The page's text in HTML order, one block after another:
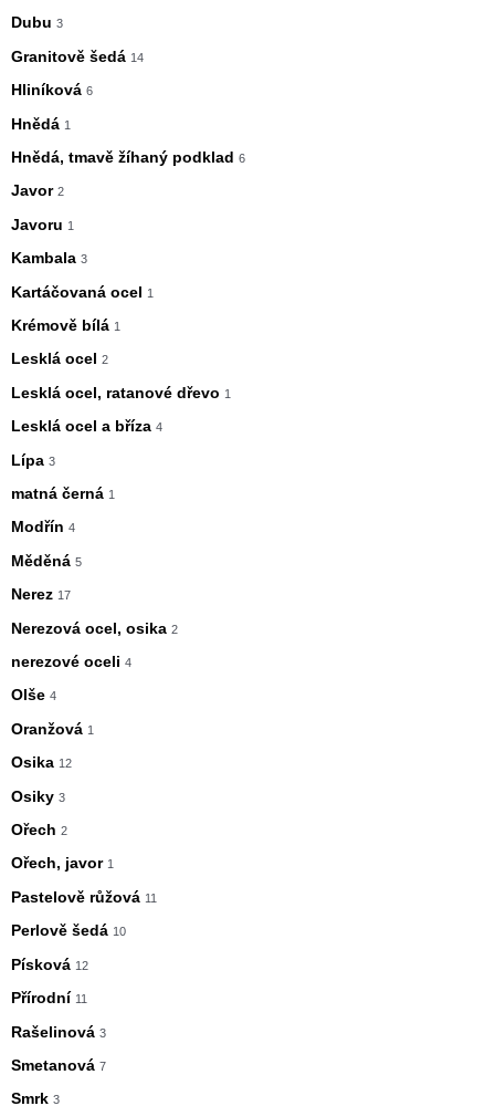
Dubu 3
Granitově šedá 14
Hliníková 6
Hnědá 1
Hnědá, tmavě žíhaný podklad 6
Javor 2
Javoru 1
Kambala 3
Kartáčovaná ocel 1
Krémově bílá 1
Lesklá ocel 2
Lesklá ocel, ratanové dřevo 1
Lesklá ocel a bříza 4
Lípa 3
matná černá 1
Modřín 4
Měděná 5
Nerez 17
Nerezová ocel, osika 2
nerezové oceli 4
Olše 4
Oranžová 1
Osika 12
Osiky 3
Ořech 2
Ořech, javor 1
Pastelově růžová 11
Perlově šedá 10
Písková 12
Přírodní 11
Rašelinová 3
Smetanová 7
Smrk 3